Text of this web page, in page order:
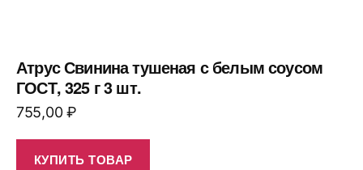
Атрус Свинина тушеная с белым соусом
ГОСТ, 325 г 3 шт.
755,00₽
КУПИТЬ ТОВАР